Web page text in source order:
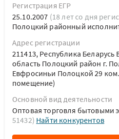
Регистрация ЕГР
25.10.2007 (18 лет со дня
Полоцкий районный
Адрес регистрации
211413, Республика Беларусь
область Полоцкий район г.
Евфросиньи Полоцкой 29
помещение)
Основной вид деятельности
Оптовая торговля бытовыми
51432) Найти конкурентов